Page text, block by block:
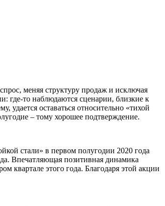
меняя структуру продаж и исключая
где-то наблюдаются сценарии, близкие к
удается оставаться относительно «тихой
– тому хорошее подтверждение.
стали» в первом полугодии 2020 года
Впечатляющая позитивная динамика
квартале этого года. Благодаря этой акции